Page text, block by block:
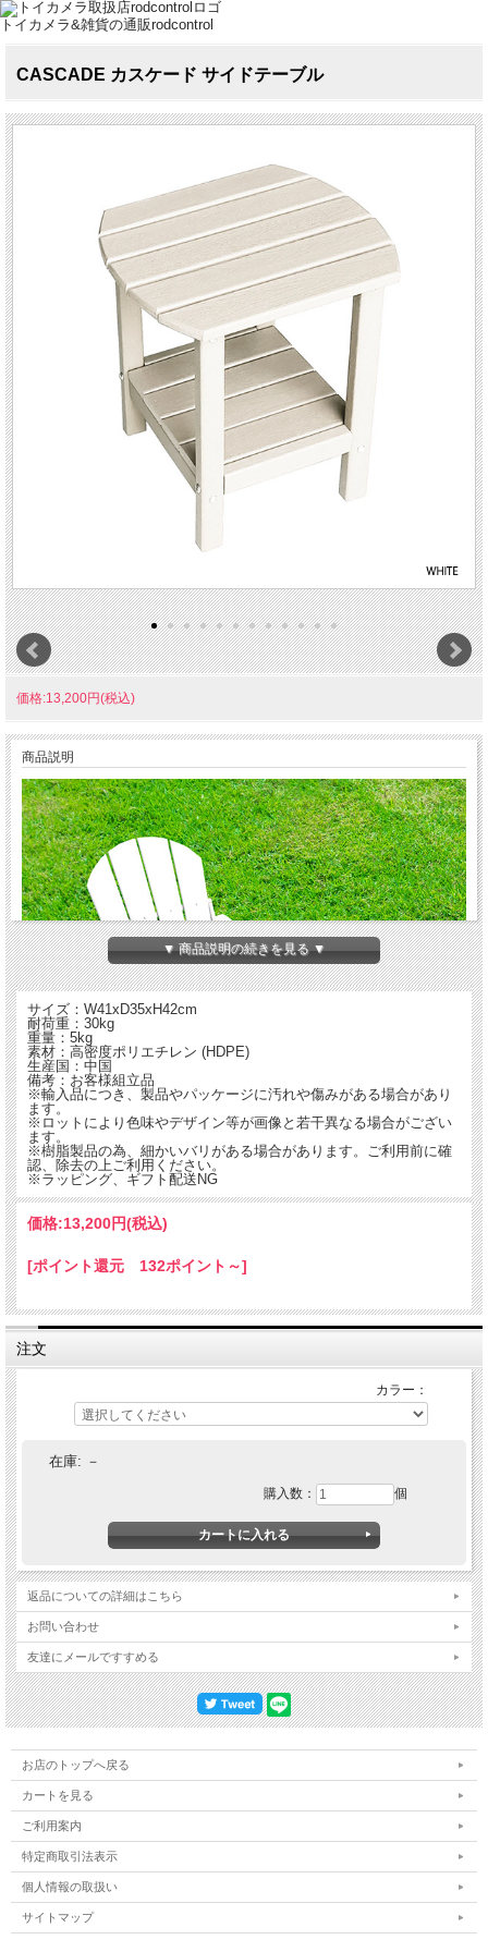
トイカメラ&雑貨の通販rodcontrol
CASCADE カスケード サイドテーブル
価格:13,200円(税込)
商品説明
アメリカン トラディッショナルデザイン。
ビーチやプールサイド、ガーデンに。
Water Resistant
樹脂素材で水に強く、腐食しません。塩水やUVにも強い耐候性樹脂素材を採用。
Easy Assembly
少ないパーツ構成で簡単組立。日本語説明書付属
Easy Maintenance
樹脂素材なので、お手入れ簡単。水洗い可能。
VirtualWood
雰囲気溢れる、美しいウッド調仕上。
▼ 商品説明の続きを見る ▼
サイズ：W41xD35xH42cm
耐荷重：30kg
重量：5kg
素材：高密度ポリエチレン (HDPE)
生産国：中国
備考：お客様組立品
※輸入品につき、製品やパッケージに汚れや傷みがある場合があり
ます。
※ロットにより色味やデザイン等が画像と若干異なる場合がござい
ます。
※樹脂製品の為、細かいバリがある場合があります。ご利用前に確
認、除去の上ご利用ください。
※ラッピング、ギフト配送NG
価格:13,200円(税込)
[ポイント還元 132ポイント～]
注文
カラー：
在庫: －
購入数： 個
返品についての詳細はこちら
お問い合わせ
友達にメールですすめる
お店のトップへ戻る
カートを見る
ご利用案内
特定商取引法表示
個人情報の取扱い
サイトマップ